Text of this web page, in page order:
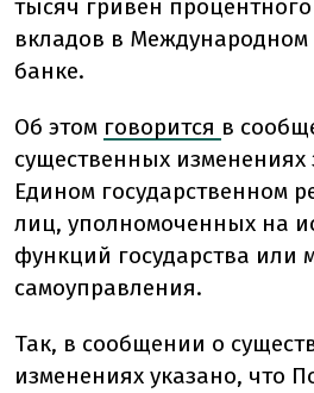
тысяч гривен
вкладов в
банке.
Об этом говорится в
существенных изменениях
Едином государственном
лиц, уполномоченных на
функций государства или
самоуправления.
Так, в сообщении о
изменениях указано, что